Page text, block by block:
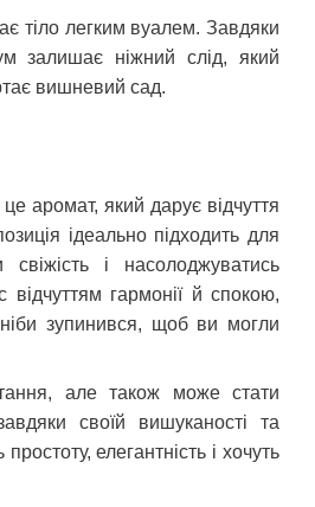
тіло легким вуалем. Завдяки
залишає ніжний слід, який
вишневий сад.
аромат, який дарує відчуття
ідеально підходить для
і насолоджуватись
гармонії й спокою,
зупинився, щоб ви могли
але також може стати
своїй вишуканості та
елегантність і хочуть